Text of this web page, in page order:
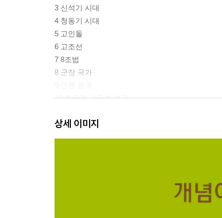
3 신석기 시대
4 청동기 시대
5 고인돌
6 고조선
7 8조법
8 군장 국가
10 주몽과 고구려 건국
12 박혁거세와 신라 건국
13 김수로왕과 가야 연맹
상세 이미지